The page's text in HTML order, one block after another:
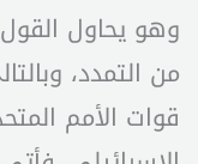
وهو يحاول
من التمدد،
قوات الأمم